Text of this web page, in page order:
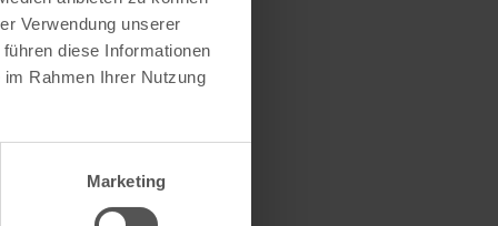
Verwendung unserer
diese Informationen
Rahmen Ihrer Nutzung
Marketing